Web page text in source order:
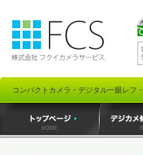
コンパクトカメラ・デジタル一眼レフ